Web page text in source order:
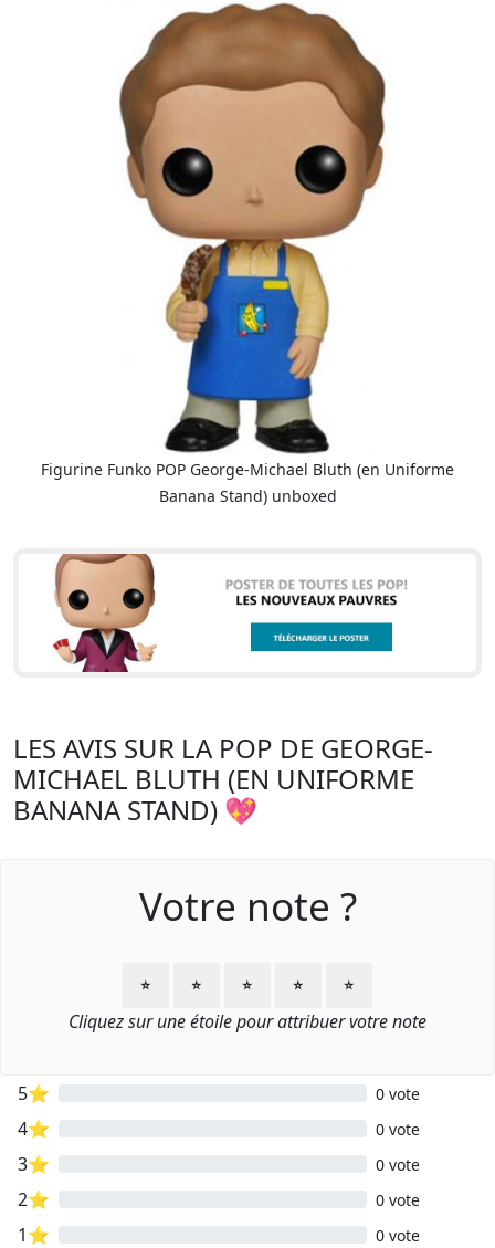
Figurine Funko POP George-Michael Bluth (en Uniforme
Banana Stand) unboxed
LES AVIS SUR LA POP DE GEORGE-
MICHAEL BLUTH (EN UNIFORME
BANANA STAND) 💖
Votre note ?
⭐ ⭐ ⭐ ⭐ ⭐
Cliquez sur une étoile pour attribuer votre note
5⭐ 0 vote
4⭐ 0 vote
3⭐ 0 vote
2⭐ 0 vote
1⭐ 0 vote